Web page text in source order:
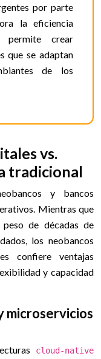
por parte
la eficiencia
permite crear
que se adaptan
de los
vs.
tradicional
y bancos
Mientras que
de décadas de
los neobancos
confiere ventajas
y capacidad
microservicios
cloud-native